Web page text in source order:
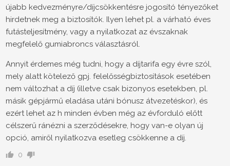
újabb kedvezményre/díjcsökkentésre jogosító tényezőket
hirdetnek meg a biztosítók. Ilyen lehet pl. a várható éves
futásteljesítmény, vagy a nyilatkozat az évszaknak
megfelelő gumiabroncs választásról.
Annyit érdemes még tudni, hogy a díjtarifa egy évre szól,
mely alatt kötelező gpj. felelősségbiztosítások esetében
nem változhat a díj (illetve csak bizonyos esetekben, pl.
másik gépjármű eladása utáni bónusz átvezetéskor), és
ezért lehet az h minden évben még az évforduló előtt
célszerű ránézni a szerződésekre, hogy van-e olyan új
opció, amiről nyilatkozva esetleg csökkenne a díj.
0